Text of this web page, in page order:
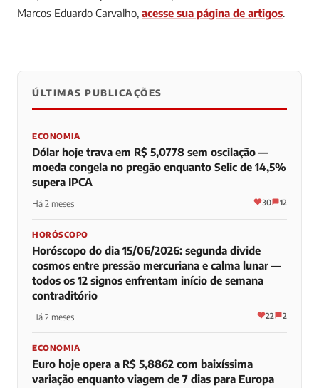
Marcos Eduardo Carvalho, acesse sua página de artigos
0 0 0
ÚLTIMAS PUBLICAÇÕES
ECONOMIA
Dólar hoje trava em R$ 5,0778 sem oscilação —
moeda congela no pregão enquanto Selic de 14,5%
supera IPCA
Há 2 meses 30 12
HORÓSCOPO
Horóscopo do dia 15/06/2026: segunda divide
cosmos entre pressão mercuriana e calma lunar —
todos os 12 signos enfrentam início de semana
contraditório
Há 2 meses 22 2
ECONOMIA
Euro hoje opera a R$ 5,8862 com baixíssima
variação enquanto viagem de 7 dias para Europa